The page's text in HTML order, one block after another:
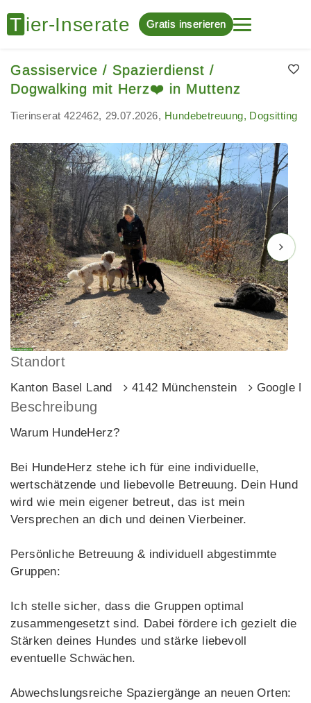
Gratis inserieren
Gassiservice / Spazierdienst /
Dogwalking mit Herz❤️ in Muttenz
Tierinserat 422462 29.07.2026 Hundebetreuung, Dogsitting
Standort
Kanton Basel Land 4142 Münchenstein Google
Beschreibung
Warum HundeHerz?
Bei HundeHerz stehe ich für eine individuelle,
wertschätzende und liebevolle Betreuung. Dein Hund
wird wie mein eigener betreut, das ist mein
Versprechen an dich und deinen Vierbeiner.
Persönliche Betreuung & individuell abgestimmte
Gruppen:
Ich stelle sicher, dass die Gruppen optimal
zusammengesetzt sind. Dabei fördere ich gezielt die
Stärken deines Hundes und stärke liebevoll
eventuelle Schwächen.
Abwechslungsreiche Spaziergänge an neuen Orten: